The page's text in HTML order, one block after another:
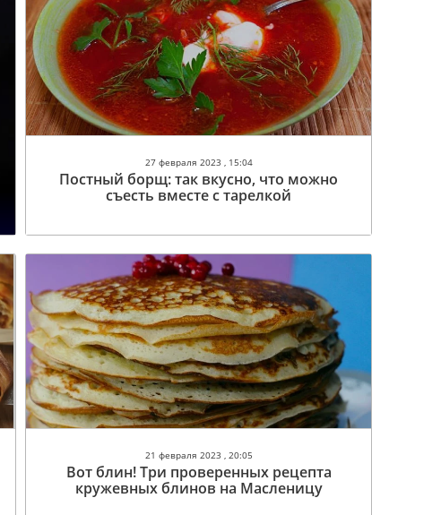
27 февраля 2023 , 15:04
Постный борщ: так вкусно, что можно
съесть вместе с тарелкой
21 февраля 2023 , 20:05
Вот блин! Три проверенных рецепта
кружевных блинов на Масленицу